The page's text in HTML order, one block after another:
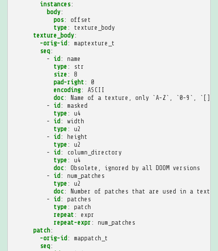
instances:
body:
pos:
offset
type :
texture_body
texture_body:
-orig-id :
maptexture_t
seq:
-
id :
name
type :
str
size :
8
pad-right :
0
encoding:
ASCII
doc:
Name of a texture, only `A-Z`, `0-9`,
-
id :
masked
type :
u4
-
id :
width
type :
u2
-
id :
height
type :
u2
-
id :
column_directory
type :
u4
doc:
Obsolete, ignored by all DOOM versions
-
id :
num_patches
type :
u2
doc:
Number of patches that are used in a
-
id :
patches
type :
patch
repeat :
expr
repeat-expr :
num_patches
patch:
-orig-id :
mappatch_t
seq: